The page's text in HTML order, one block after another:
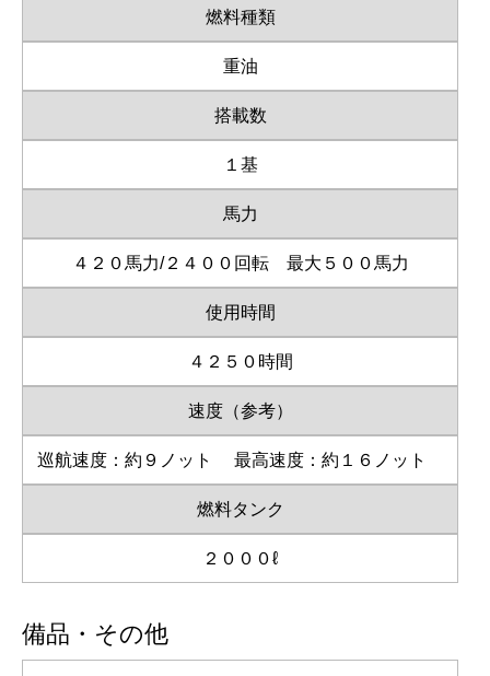
燃料種類
重油
搭載数
１基
馬力
４２０馬力/２４００回転 最大５００馬力
使用時間
４２５０時間
速度（参考）
巡航速度：約９ノット 最高速度：約１６ノット
燃料タンク
２０００ℓ
備品・その他